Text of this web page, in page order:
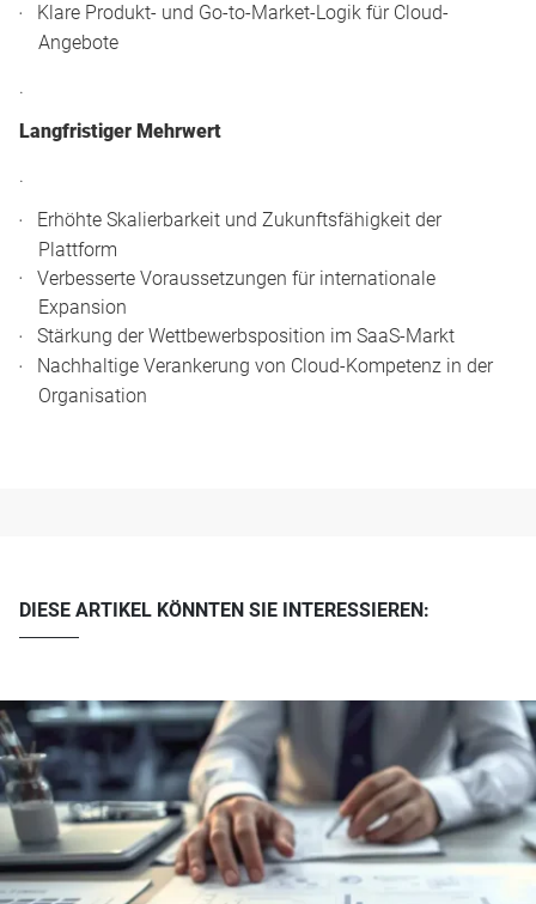
Klare Produkt- und Go-to-Market-Logik für Cloud-
Angebote
.
Langfristiger Mehrwert
.
Erhöhte Skalierbarkeit und Zukunftsfähigkeit der
Plattform
Verbesserte Voraussetzungen für internationale
Expansion
Stärkung der Wettbewerbsposition im SaaS-Markt
Nachhaltige Verankerung von Cloud-Kompetenz in der
Organisation
DIESE ARTIKEL KÖNNTEN SIE INTERESSIEREN: